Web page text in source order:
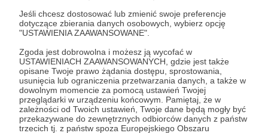
Jeśli chcesz dostosować lub zmienić swoje preferencje
dotyczące zbierania danych osobowych, wybierz opcję
"USTAWIENIA ZAAWANSOWANE".
Zgoda jest dobrowolna i możesz ją wycofać w
USTAWIENIACH ZAAWANSOWANYCH, gdzie jest także
opisane Twoje prawo żądania dostępu, sprostowania,
usunięcia lub ograniczenia przetwarzania danych, a także w
dowolnym momencie za pomocą ustawień Twojej
przeglądarki w urządzeniu końcowym. Pamiętaj, że w
zależności od Twoich ustawień, Twoje dane będą mogły być
przekazywane do zewnętrznych odbiorców danych z państw
trzecich tj. z państw spoza Europejskiego Obszaru
Zostań Patronem
Promowani autorzy